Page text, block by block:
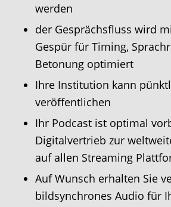
werden
der Gesprächsfluss wird
Gespür für Timing,
Betonung optimiert
Ihre Institution kann
veröffentlichen
Ihr Podcast ist optimal
Digitalvertrieb zur
auf allen Streaming
Auf Wunsch erhalten Sie
bildsynchrones Audio für